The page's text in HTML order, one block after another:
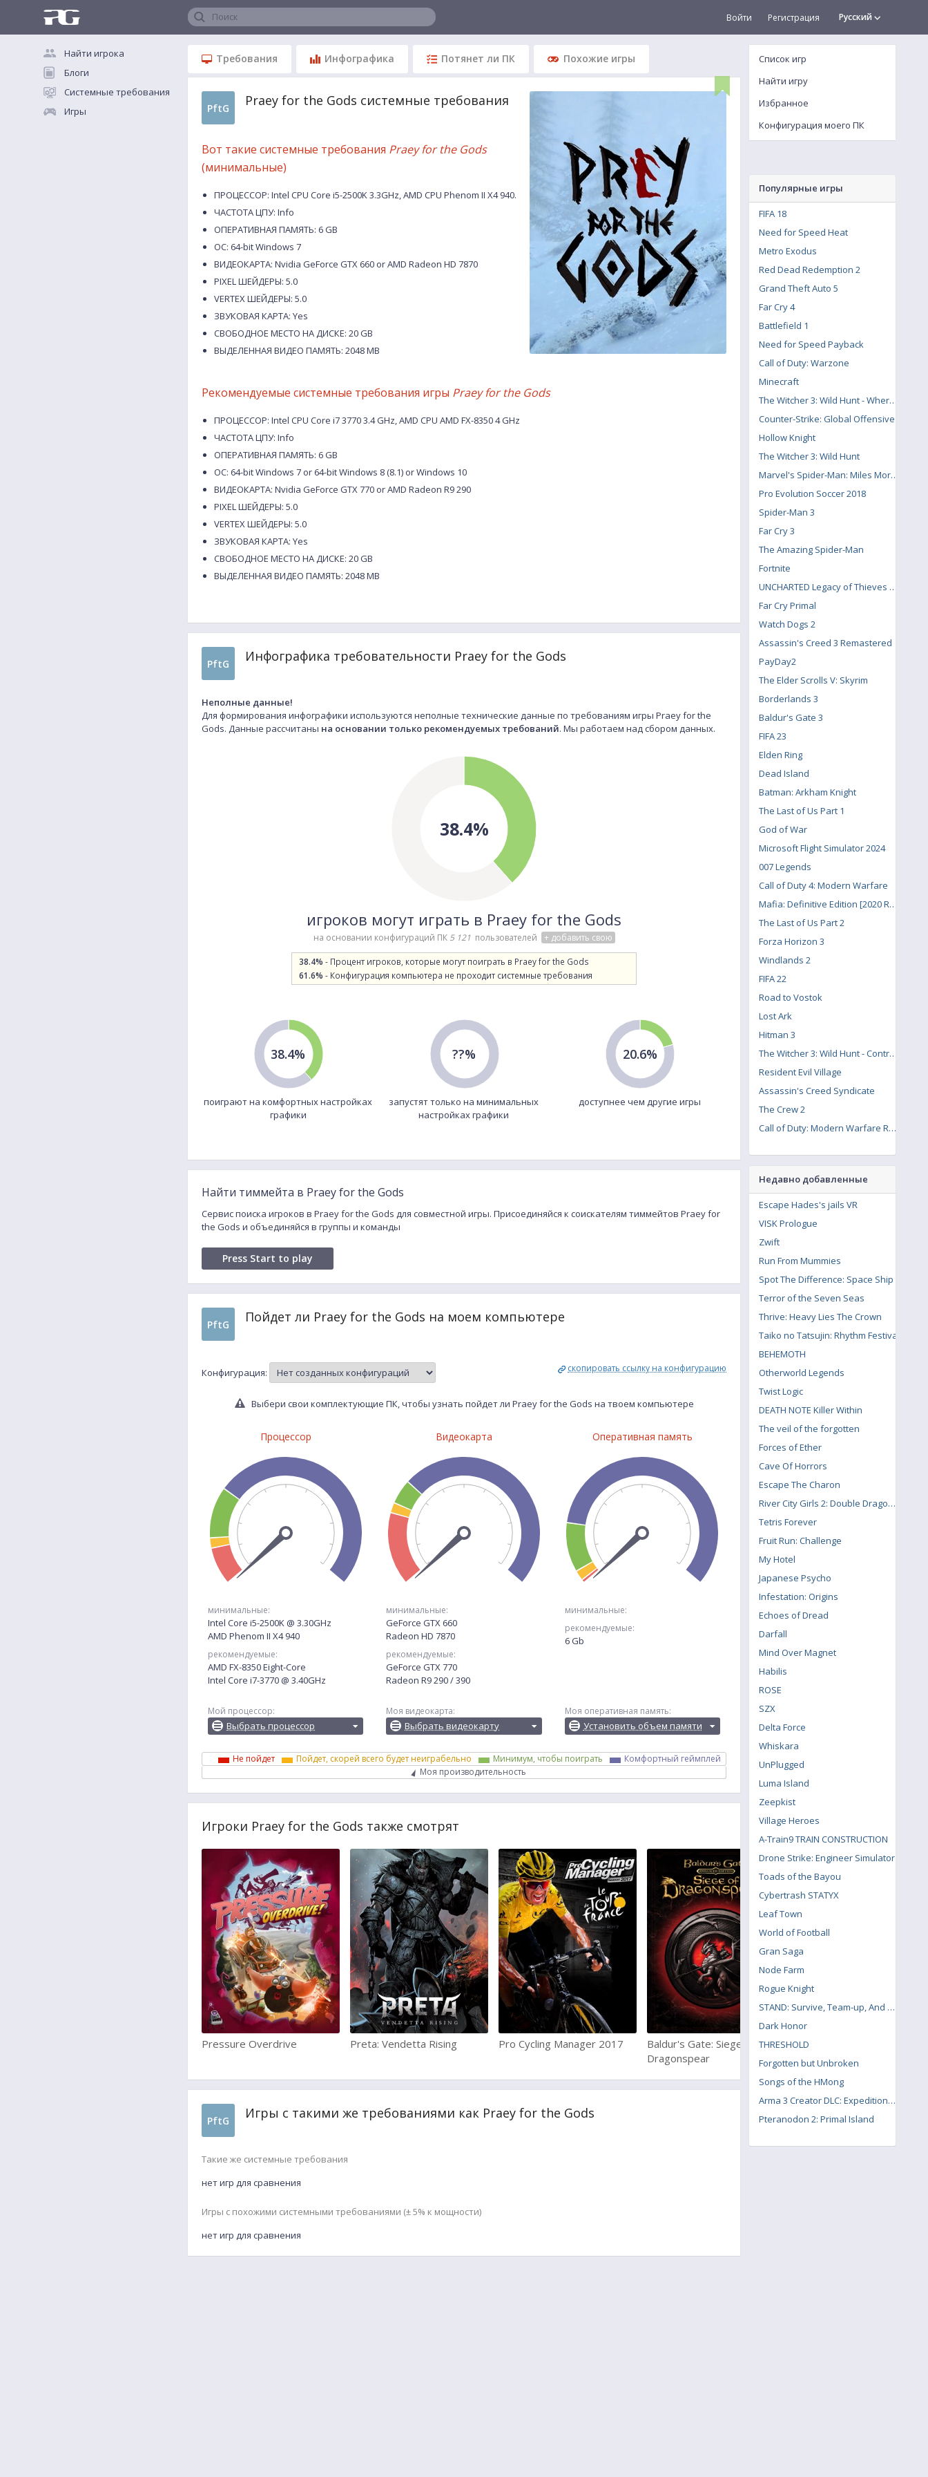
Поиск Русский
Войти Регистрация
Найти игрока
Блоги
Системные требования
Игры
Требования Инфографика Потянет ли ПК Похожие игры
PftG Praey for the Gods системные требования
Вот такие системные требования Praey for the Gods
(минимальные)
ПРОЦЕССОР: Intel CPU Core i5-2500K 3.3GHz, AMD CPU Phenom II X4 940.
ЧАСТОТА ЦПУ: Info
ОПЕРАТИВНАЯ ПАМЯТЬ: 6 GB
ОС: 64-bit Windows 7
ВИДЕОКАРТА: Nvidia GeForce GTX 660 or AMD Radeon HD 7870
PIXEL ШЕЙДЕРЫ: 5.0
VERTEX ШЕЙДЕРЫ: 5.0
ЗВУКОВАЯ КАРТА: Yes
СВОБОДНОЕ МЕСТО НА ДИСКЕ: 20 GB
ВЫДЕЛЕННАЯ ВИДЕО ПАМЯТЬ: 2048 MB
Рекомендуемые системные требования игры Praey for the Gods
ПРОЦЕССОР: Intel CPU Core i7 3770 3.4 GHz, AMD CPU AMD FX-8350 4 GHz
ЧАСТОТА ЦПУ: Info
ОПЕРАТИВНАЯ ПАМЯТЬ: 6 GB
ОС: 64-bit Windows 7 or 64-bit Windows 8 (8.1) or Windows 10
ВИДЕОКАРТА: Nvidia GeForce GTX 770 or AMD Radeon R9 290
PIXEL ШЕЙДЕРЫ: 5.0
VERTEX ШЕЙДЕРЫ: 5.0
ЗВУКОВАЯ КАРТА: Yes
СВОБОДНОЕ МЕСТО НА ДИСКЕ: 20 GB
ВЫДЕЛЕННАЯ ВИДЕО ПАМЯТЬ: 2048 MB
PftG Инфографика требовательности Praey for the Gods
Неполные данные!
Для формирования инфографики используются неполные технические данные по требованиям игры Praey for the
Gods. Данные рассчитаны на основании только рекомендуемых требований. Мы работаем над сбором данных.
38.4%
игроков могут играть в Praey for the Gods
на основании конфигураций ПК 5 121 пользователей + добавить свою
38.4% - Процент игроков, которые могут поиграть в Praey for the Gods
61.6% - Конфигурация компьютера не проходит системные требования
38.4%
поиграют на комфортных настройках
графики
??%
запустят только на минимальных
настройках графики
20.6%
доступнее чем другие игры
Найти тиммейта в Praey for the Gods
Сервис поиска игроков в Praey for the Gods для совместной игры. Присоединяйся к соискателям тиммейтов Praey for
the Gods и объединяйся в группы и команды
Press Start to play
PftG Пойдет ли Praey for the Gods на моем компьютере
Конфигурация: скопировать ссылку на конфигурацию
Выбери свои комплектующие ПК, чтобы узнать пойдет ли Praey for the Gods на твоем компьютере
Процессор
минимальные:
Intel Core i5-2500K @ 3.30GHz
AMD Phenom II X4 940
рекомендуемые:
AMD FX-8350 Eight-Core
Intel Core i7-3770 @ 3.40GHz
Мой процессор:
Выбрать процессор
Видеокарта
минимальные:
GeForce GTX 660
Radeon HD 7870
рекомендуемые:
GeForce GTX 770
Radeon R9 290 / 390
Моя видеокарта:
Выбрать видеокарту
Оперативная память
минимальные:
рекомендуемые:
6 Gb
Моя оперативная память:
Установить объем памяти
Не пойдет Пойдет, скорей всего будет неиграбельно Минимум, чтобы поиграть
Комфортный геймплей
Моя производительность
Игроки Praey for the Gods также смотрят
Pressure Overdrive Preta: Vendetta Rising Pro Cycling Manager 2017
Baldur's Gate: Siege of
Dragonspear
Overcooked! 2
PftG Игры с такими же требованиями как Praey for the Gods
Такие же системные требования
нет игр для сравнения
Игры с похожими системными требованиями (± 5% к мощности)
нет игр для сравнения
Список игр
Найти игру
Избранное
Конфигурация моего ПК
Популярные игры
FIFA 18
Need for Speed Heat
Metro Exodus
Red Dead Redemption 2
Grand Theft Auto 5
Far Cry 4
Battlefield 1
Need for Speed Payback
Call of Duty: Warzone
Minecraft
The Witcher 3: Wild Hunt - Where the Cat and Wolf Play
Counter-Strike: Global Offensive
Hollow Knight
The Witcher 3: Wild Hunt
Marvel's Spider-Man: Miles Morales
Pro Evolution Soccer 2018
Spider-Man 3
Far Cry 3
The Amazing Spider-Man
Fortnite
UNCHARTED Legacy of Thieves Collection
Far Cry Primal
Watch Dogs 2
Assassin's Creed 3 Remastered
PayDay2
The Elder Scrolls V: Skyrim
Borderlands 3
Baldur's Gate 3
FIFA 23
Elden Ring
Dead Island
Batman: Arkham Knight
The Last of Us Part 1
God of War
Microsoft Flight Simulator 2024
007 Legends
Call of Duty 4: Modern Warfare
Mafia: Definitive Edition [2020 Remake]
The Last of Us Part 2
Forza Horizon 3
Windlands 2
FIFA 22
Road to Vostok
Lost Ark
Hitman 3
The Witcher 3: Wild Hunt - Contract: Missing Miners
Resident Evil Village
Assassin's Creed Syndicate
The Crew 2
Call of Duty: Modern Warfare Remastered
Недавно добавленные
Escape Hades's jails VR
VISK Prologue
Zwift
Run From Mummies
Spot The Difference: Space Ship
Terror of the Seven Seas
Thrive: Heavy Lies The Crown
Taiko no Tatsujin: Rhythm Festival
BEHEMOTH
Otherworld Legends
Twist Logic
DEATH NOTE Killer Within
The veil of the forgotten
Forces of Ether
Cave Of Horrors
Escape The Charon
River City Girls 2: Double Dragon DLC
Tetris Forever
Fruit Run: Challenge
My Hotel
Japanese Psycho
Infestation: Origins
Echoes of Dread
Darfall
Mind Over Magnet
Habilis
ROSE
SZX
Delta Force
Whiskara
UnPlugged
Luma Island
Zeepkist
Village Heroes
A-Train9 TRAIN CONSTRUCTION
Drone Strike: Engineer Simulator
Toads of the Bayou
Cybertrash STATYX
Leaf Town
World of Football
Gran Saga
Node Farm
Rogue Knight
STAND: Survive, Team-up, And Never Die
Dark Honor
THRESHOLD
Forgotten but Unbroken
Songs of the HMong
Arma 3 Creator DLC: Expeditionary Forces
Pteranodon 2: Primal Island